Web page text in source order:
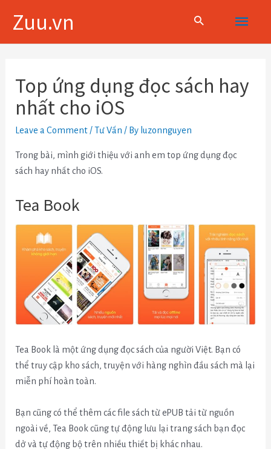
Zuu.vn
Main
Menu
Top ứng dụng đọc sách hay
nhất cho iOS
Leave a Comment /Tư Vấn / By luzonnguyen
Trong bài, mình giới thiệu với anh em top ứng dụng đọc
sách hay nhất cho iOS.
Tea Book
Tea Book là một ứng dụng đọc sách của người Việt. Bạn có
thể truy cập kho sách, truyện với hàng nghìn đầu sách mà lại
miễn phí hoàn toàn.
Bạn cũng có thể thêm các file sách từ ePUB tải từ nguồn
ngoài về, Tea Book cũng tự động lưu lại trang sách bạn đọc
dở và tự động bộ trên nhiều thiết bị khác nhau.
bài
viết